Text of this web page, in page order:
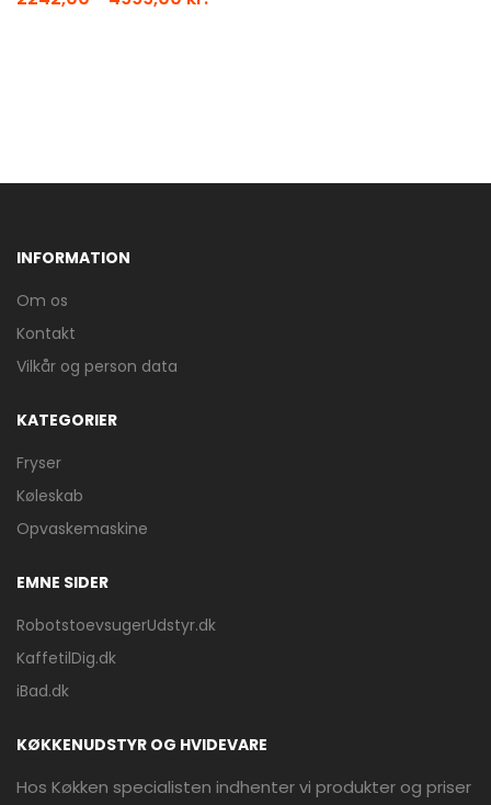
INFORMATION
Om os
Kontakt
Vilkår og person data
KATEGORIER
Fryser
Køleskab
Opvaskemaskine
EMNE SIDER
RobotstoevsugerUdstyr.dk
KaffetilDig.dk
iBad.dk
KØKKENUDSTYR OG HVIDEVARE
Hos Køkken specialisten indhenter vi produkter og priser